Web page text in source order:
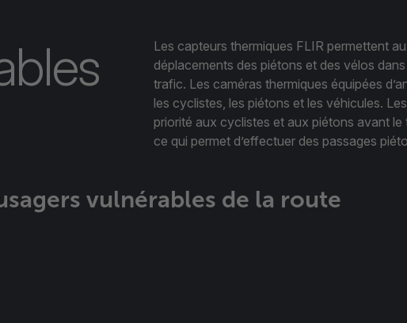
Les capteurs thermiques FLIR permettent
déplacements des piétons et des vélos
trafic. Les caméras thermiques équipées
les cyclistes, les piétons et les véhicules.
priorité aux cyclistes et aux piétons avant le
ce qui permet d’effectuer des passages
vulnérables de la route